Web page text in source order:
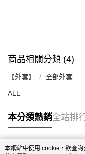
商品相關分類 (4)
【外套】 全部外套
ALL
本分類熱銷全站排
本網站中使用 cookie，欲查